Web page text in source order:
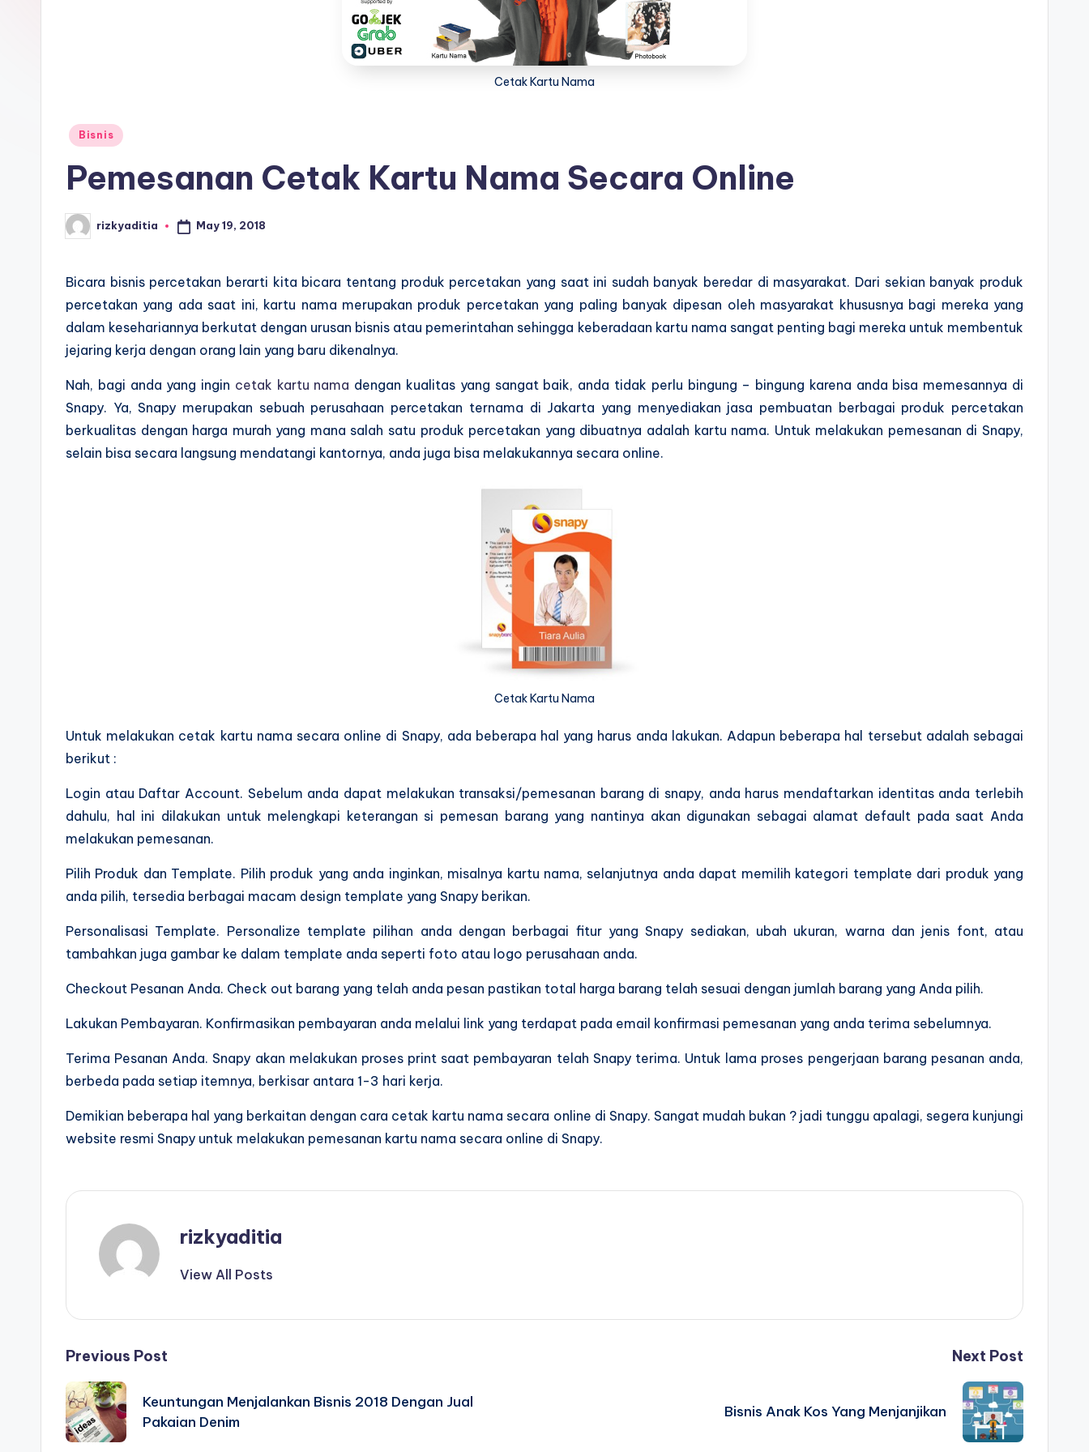
Cetak Kartu Nama
Posted
Bisnis
Pemesanan Cetak Kartu Nama Secara Online
Posted
by
rizkyaditia May 19, 2018
Bicara bisnis percetakan berarti kita bicara tentang produk percetakan yang saat ini sudah banyak beredar di masyarakat. Dari sekian banyak produk
percetakan yang ada saat ini, kartu nama merupakan produk percetakan yang paling banyak dipesan oleh masyarakat khususnya bagi mereka yang
dalam kesehariannya berkutat dengan urusan bisnis atau pemerintahan sehingga keberadaan kartu nama sangat penting bagi mereka untuk membentuk
jejaring kerja dengan orang lain yang baru dikenalnya.
Nah, bagi anda yang ingin cetak kartu nama dengan kualitas yang sangat baik, anda tidak perlu bingung – bingung karena anda bisa memesannya di
Snapy. Ya, Snapy merupakan sebuah perusahaan percetakan ternama di Jakarta yang menyediakan jasa pembuatan berbagai produk percetakan
berkualitas dengan harga murah yang mana salah satu produk percetakan yang dibuatnya adalah kartu nama. Untuk melakukan pemesanan di Snapy,
selain bisa secara langsung mendatangi kantornya, anda juga bisa melakukannya secara online.
Cetak Kartu Nama
Untuk melakukan cetak kartu nama secara online di Snapy, ada beberapa hal yang harus anda lakukan. Adapun beberapa hal tersebut adalah sebagai
berikut :
Login atau Daftar Account. Sebelum anda dapat melakukan transaksi/pemesanan barang di snapy, anda harus mendaftarkan identitas anda terlebih
dahulu, hal ini dilakukan untuk melengkapi keterangan si pemesan barang yang nantinya akan digunakan sebagai alamat default pada saat Anda
melakukan pemesanan.
Pilih Produk dan Template. Pilih produk yang anda inginkan, misalnya kartu nama, selanjutnya anda dapat memilih kategori template dari produk yang
anda pilih, tersedia berbagai macam design template yang Snapy berikan.
Personalisasi Template. Personalize template pilihan anda dengan berbagai fitur yang Snapy sediakan, ubah ukuran, warna dan jenis font, atau
tambahkan juga gambar ke dalam template anda seperti foto atau logo perusahaan anda.
Checkout Pesanan Anda. Check out barang yang telah anda pesan pastikan total harga barang telah sesuai dengan jumlah barang yang Anda pilih.
Lakukan Pembayaran. Konfirmasikan pembayaran anda melalui link yang terdapat pada email konfirmasi pemesanan yang anda terima sebelumnya.
Terima Pesanan Anda. Snapy akan melakukan proses print saat pembayaran telah Snapy terima. Untuk lama proses pengerjaan barang pesanan anda,
berbeda pada setiap itemnya, berkisar antara 1-3 hari kerja.
Demikian beberapa hal yang berkaitan dengan cara cetak kartu nama secara online di Snapy. Sangat mudah bukan ? jadi tunggu apalagi, segera kunjungi
website resmi Snapy untuk melakukan pemesanan kartu nama secara online di Snapy.
rizkyaditia
View All Posts
Post
navigation
Previous Post
Keuntungan Menjalankan Bisnis 2018 Dengan Jual
Pakaian Denim
Next Post
Bisnis Anak Kos Yang Menjanjikan